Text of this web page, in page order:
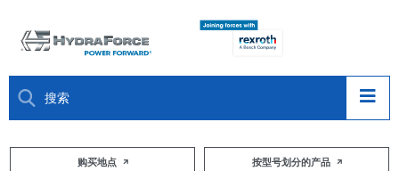
大约关于购买地点 按型号划分的产品